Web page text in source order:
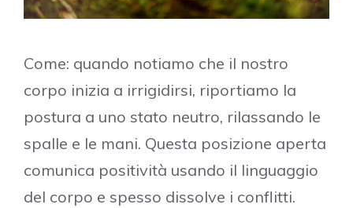
Come: quando notiamo che il nostro
corpo inizia a irrigidirsi, riportiamo la
postura a uno stato neutro, rilassando le
spalle e le mani. Questa posizione aperta
comunica positività usando il linguaggio
del corpo e spesso dissolve i conflitti.